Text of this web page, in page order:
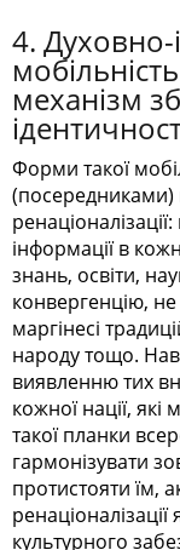
4.
механізм
Форми такої
(посередниками)
інформації в
знань, освіти,
конвергенцію,
маргінесі
народу тощо.
виявленню тих
кожної нації,
такої планки
гармонізувати
протистояти їм,
культурного